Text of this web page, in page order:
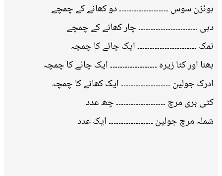
ہوئزن سوس ۔۔۔۔۔۔۔۔۔۔۔۔۔۔۔۔۔۔۔۔ دو کھانے کے چمچے
دہی ۔۔۔۔۔۔۔۔۔۔۔۔۔۔۔۔۔۔۔۔۔۔۔۔ چار کھانے کے چمچے
نمک ۔۔۔۔۔۔۔۔۔۔۔۔۔۔۔۔۔۔۔۔۔۔۔۔ ایک چائے کا چمچہ
بھنا اور کٹا زیرہ ۔۔۔۔۔۔۔۔۔۔۔۔۔۔۔۔۔۔۔ ایک چائے کا چمچہ
ادرک جولین ۔۔۔۔۔۔۔۔۔۔۔۔۔۔۔۔۔۔۔۔ ایک کھانے کا چمچہ
کٹی ہری مرچ ۔۔۔۔۔۔۔۔۔۔۔۔۔۔۔۔۔۔۔۔ چھ عدد
شملہ مرچ جولین ۔۔۔۔۔۔۔۔۔۔۔۔۔۔۔۔۔۔ ایک عدد